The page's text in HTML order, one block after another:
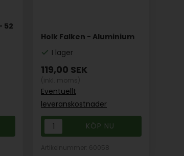
52
Holk Falken - Aluminium
I lager
119,00 SEK
Eventuellt
leveranskostnader